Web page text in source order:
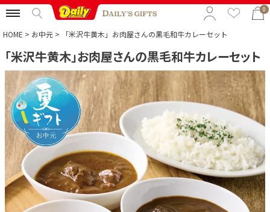
0
特集から選ぶ
予算から選ぶ
カテゴリから選ぶ
贈る相手から選ぶ
HOME お中元 「米沢牛黄木」お肉屋さんの黒毛和牛カレーセット
「米沢牛黄木」お肉屋さんの黒毛和牛カレーセット